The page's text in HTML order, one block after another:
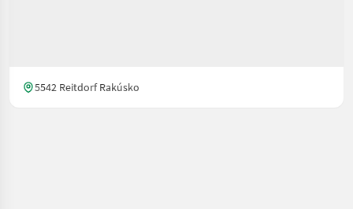
5542 Reitdorf Rakúsko